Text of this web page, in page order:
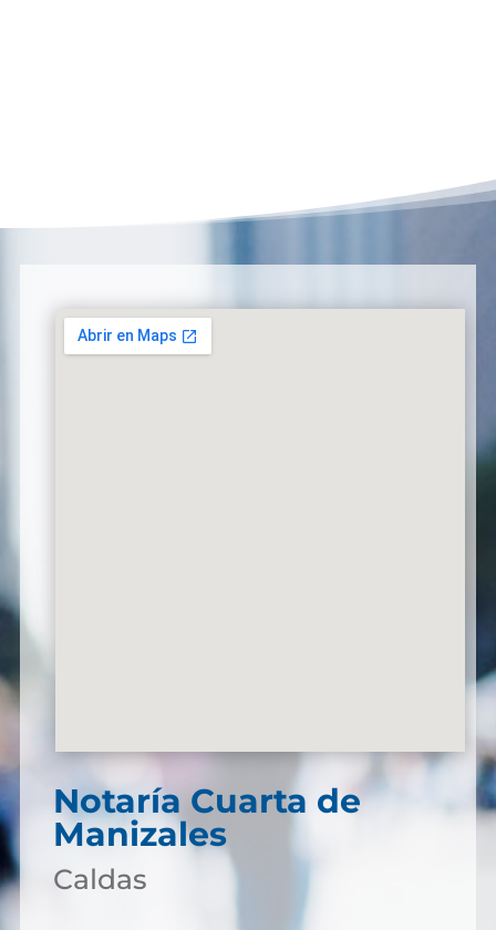
Notaría Cuarta de
Manizales
Caldas